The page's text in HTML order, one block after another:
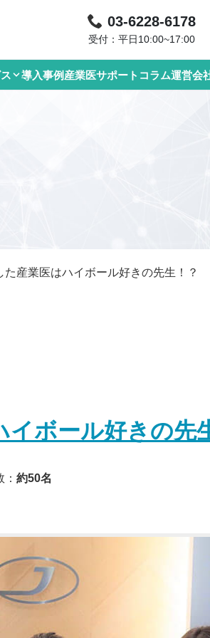
03-6228-6178
受付：平日10:00~17:00
導入事例産業医サポートコラム運営会
た産業医はハイボール好きの先生！？
ボール好きの先
約50名